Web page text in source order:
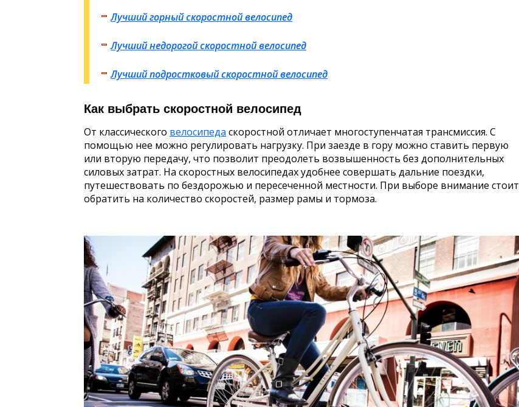
Лучший горный скоростной велосипед
Лучший недорогой скоростной велосипед
Лучший подростковый скоростной велосипед
Как выбрать скоростной велосипед
От классического велосипеда скоростной отличает многоступенчатая трансмиссия. С
помощью нее можно регулировать нагрузку. При заезде в гору можно ставить первую
или вторую передачу, что позволит преодолеть возвышенность без дополнительных
силовых затрат. На скоростных велосипедах удобнее совершать дальние поездки,
путешествовать по бездорожью и пересеченной местности. При выборе внимание стоит
обратить на количество скоростей, размер рамы и тормоза.